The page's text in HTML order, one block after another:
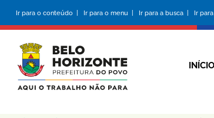
conteúdo
principal
Ir para o conteúdo | Ir para o menu | Ir para a busca | Ir
INÍCIO